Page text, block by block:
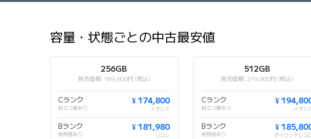
容量・状態ごとの中古最安値
256GB
発売価格: 189,800円 (税込)
Cランク
目立つ傷あり
¥ 174,800
イオシス
Bランク
使用感あり
¥ 181,980
リコレ
512GB
発売価格: 219,800円 (税込)
Cランク
目立つ傷あり
¥
イオシ
Bランク
使用感あり
¥
ダイワンテレコ